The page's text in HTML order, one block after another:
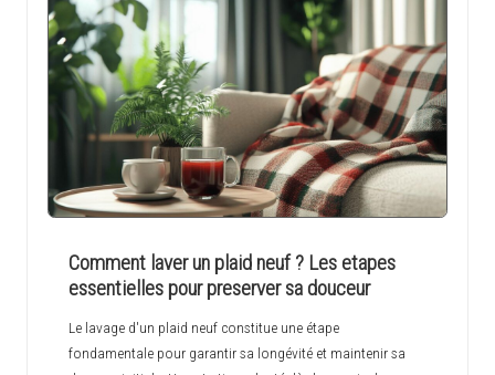
Comment laver un plaid neuf ? Les etapes
essentielles pour preserver sa douceur
Le lavage d'un plaid neuf constitue une étape
fondamentale pour garantir sa longévité et maintenir sa